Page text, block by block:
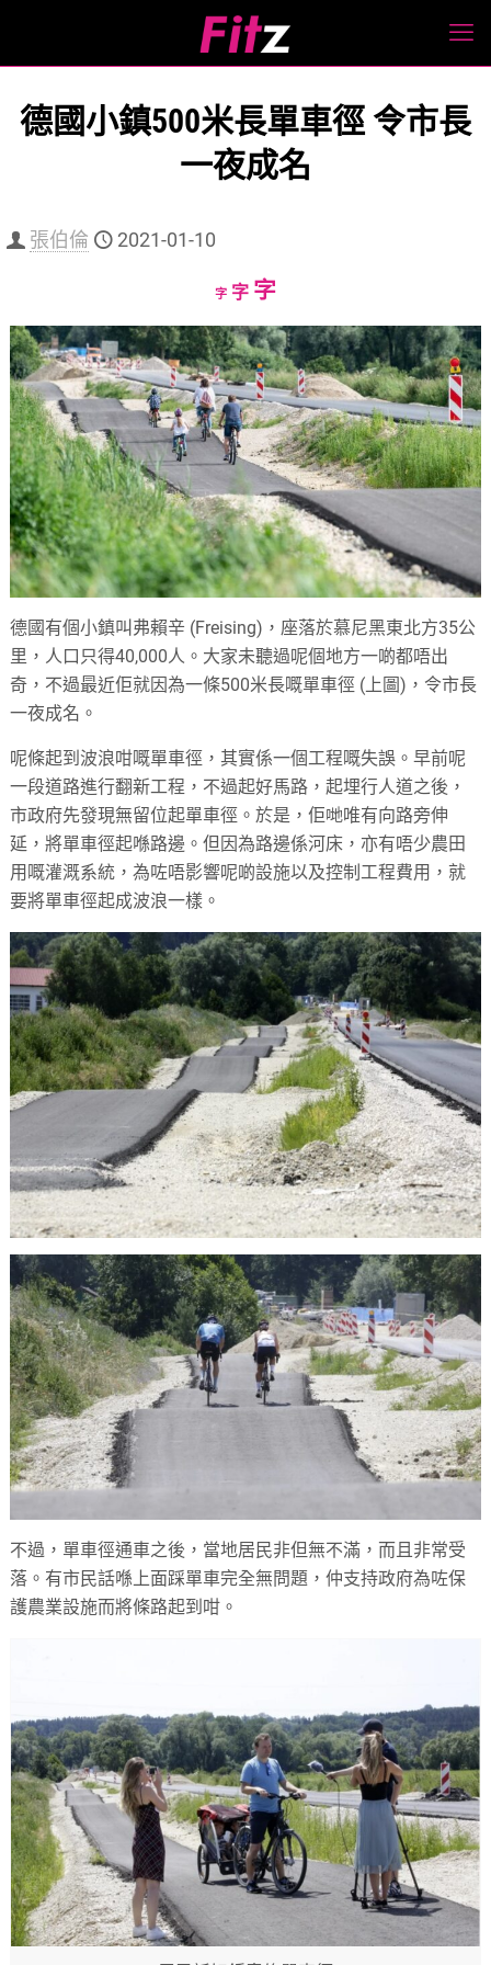
德國小鎮500米長單車徑 令市長
一夜成名
張伯倫 2021-01-10
字Decrease
size.
字Reset
size.
字Increase
size.
德國有個小鎮叫弗賴辛 (Freising)，座落於慕尼黑東北方35公
里，人口只得40,000人。大家未聽過呢個地方一啲都唔出
奇，不過最近佢就因為一條500米長嘅單車徑 (上圖)，令市長
一夜成名。
呢條起到波浪咁嘅單車徑，其實係一個工程嘅失誤。早前呢
一段道路進行翻新工程，不過起好馬路，起埋行人道之後，
市政府先發現無留位起單車徑。於是，佢哋唯有向路旁伸
延，將單車徑起喺路邊。但因為路邊係河床，亦有唔少農田
用嘅灌溉系統，為咗唔影響呢啲設施以及控制工程費用，就
要將單車徑起成波浪一樣。
不過，單車徑通車之後，當地居民非但無不滿，而且非常受
落。有市民話喺上面踩單車完全無問題，仲支持政府為咗保
護農業設施而將條路起到咁。